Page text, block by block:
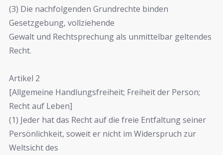
(3) Die nachfolgenden Grundrechte binden
Gesetzgebung, vollziehende
Gewalt und Rechtsprechung als unmittelbar geltendes
Recht.
Artikel 2
[Allgemeine Handlungsfreiheit; Freiheit der Person;
Recht auf Leben]
(1) Jeder hat das Recht auf die freie Entfaltung seiner
Persönlichkeit, soweit er nicht im Widerspruch zur
Weltsicht des